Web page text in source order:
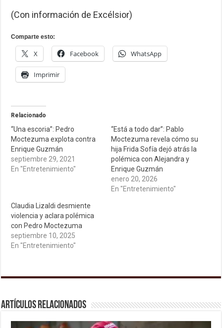
(Con información de Excélsior)
Comparte esto:
X Facebook WhatsApp
Imprimir
Relacionado
“Una escoria”: Pedro
Moctezuma explota contra
Enrique Guzmán
septiembre 29, 2021
En "Entretenimiento"
“Está a todo dar”: Pablo
Moctezuma revela cómo su
hija Frida Sofía dejó atrás la
polémica con Alejandra y
Enrique Guzmán
enero 20, 2026
En "Entretenimiento"
Claudia Lizaldi desmiente
violencia y aclara polémica
con Pedro Moctezuma
septiembre 10, 2025
En "Entretenimiento"
Artículos relacionados